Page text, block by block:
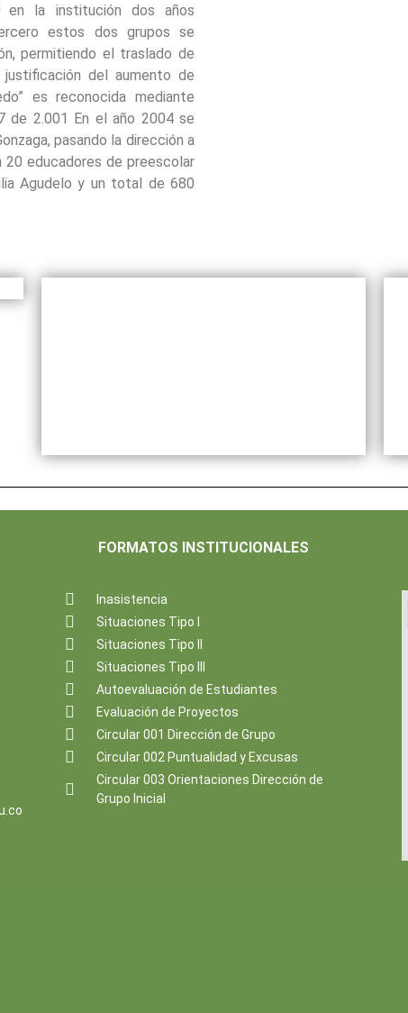
en la institución dos años
estos dos grupos se
permitiendo el traslado de
del aumento de
es reconocida mediante
de 2.001 En el año 2004 se
pasando la dirección a
educadores de preescolar
Agudelo y un total de 680
FORMATOS INSTITUCIONALES
Inasistencia
Situaciones Tipo I
Situaciones Tipo II
Situaciones Tipo III
Autoevaluación de Estudiantes
Evaluación de Proyectos
Circular 001 Dirección de Grupo
Circular 002 Puntualidad y Excusas
Circular 003 Orientaciones Dirección de
Grupo Inicial